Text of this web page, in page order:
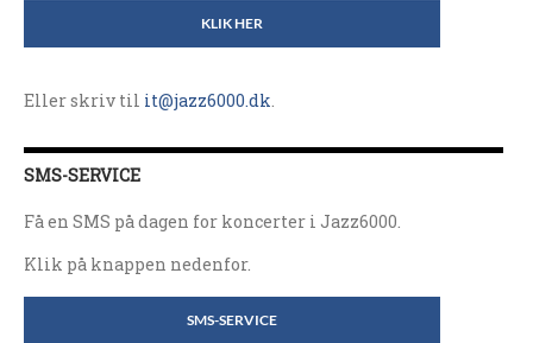
KLIK HER
Eller skriv til it@jazz6000.dk.
SMS-SERVICE
Få en SMS på dagen for koncerter i Jazz6000.
Klik på knappen nedenfor.
SMS-SERVICE